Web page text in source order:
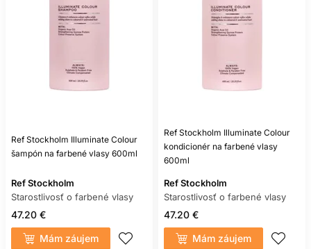
Ref Stockholm Illuminate Colour
šampón na farbené vlasy 600ml
Ref Stockholm
Starostlivosť o farbené vlasy
47.20 €
Mám záujem
Ref Stockholm Illuminate Colour
kondicionér na farbené vlasy
600ml
Ref Stockholm
Starostlivosť o farbené vlasy
47.20 €
Mám záujem